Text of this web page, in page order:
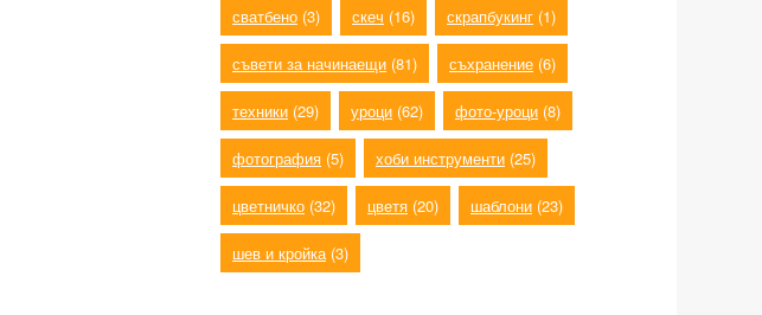
сватбено (3) скеч (16) скрапбукинг (1)
съвети за начинаещи (81) съхранение (6)
техники (29) уроци (62) фото-уроци (8)
фотография (5) хоби инструменти (25)
цветничко (32) цветя (20) шаблони (23)
шев и кройка (3)